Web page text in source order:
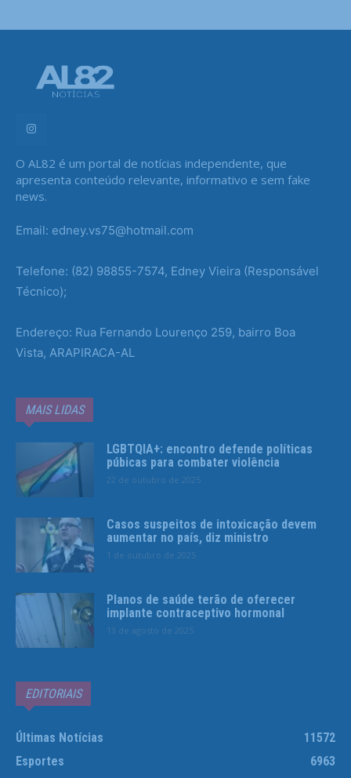
O AL82 é um portal de notícias independente, que
apresenta conteúdo relevante, informativo e sem fake
news.
Email: edney.vs75@hotmail.com
Telefone: (82) 98855-7574, Edney Vieira (Responsável
Técnico);
Endereço: Rua Fernando Lourenço 259, bairro Boa
Vista, ARAPIRACA-AL
MAIS LIDAS
LGBTQIA+: encontro defende políticas
púbicas para combater violência
22 de outubro de 2025
Casos suspeitos de intoxicação devem
aumentar no país, diz ministro
1 de outubro de 2025
Planos de saúde terão de oferecer
implante contraceptivo hormonal
13 de agosto de 2025
EDITORIAIS
Últimas Notícias
11572
Esportes
6963